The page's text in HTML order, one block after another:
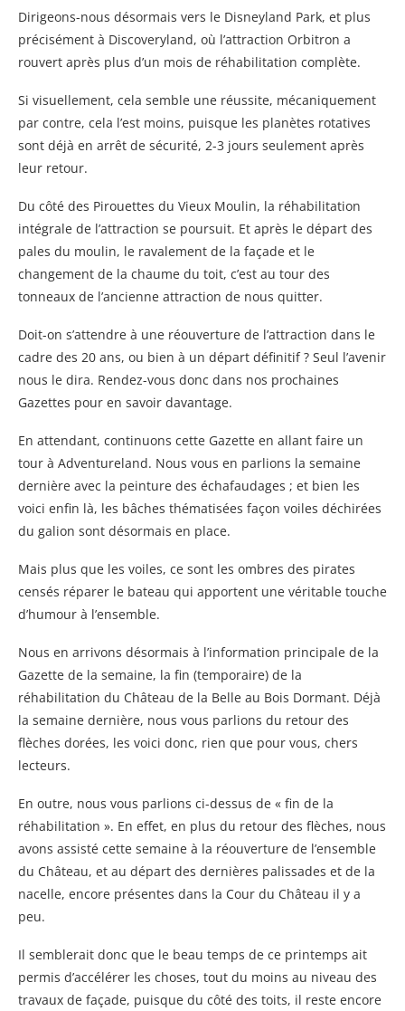
Dirigeons-nous désormais vers le Disneyland Park, et plus
précisément à Discoveryland, où l’attraction Orbitron a
rouvert après plus d’un mois de réhabilitation complète.
Si visuellement, cela semble une réussite, mécaniquement
par contre, cela l’est moins, puisque les planètes rotatives
sont déjà en arrêt de sécurité, 2-3 jours seulement après
leur retour.
Du côté des Pirouettes du Vieux Moulin, la réhabilitation
intégrale de l’attraction se poursuit. Et après le départ des
pales du moulin, le ravalement de la façade et le
changement de la chaume du toit, c’est au tour des
tonneaux de l’ancienne attraction de nous quitter.
Doit-on s’attendre à une réouverture de l’attraction dans le
cadre des 20 ans, ou bien à un départ définitif ? Seul l’avenir
nous le dira. Rendez-vous donc dans nos prochaines
Gazettes pour en savoir davantage.
En attendant, continuons cette Gazette en allant faire un
tour à Adventureland. Nous vous en parlions la semaine
dernière avec la peinture des échafaudages ; et bien les
voici enfin là, les bâches thématisées façon voiles déchirées
du galion sont désormais en place.
Mais plus que les voiles, ce sont les ombres des pirates
censés réparer le bateau qui apportent une véritable touche
d’humour à l’ensemble.
Nous en arrivons désormais à l’information principale de la
Gazette de la semaine, la fin (temporaire) de la
réhabilitation du Château de la Belle au Bois Dormant. Déjà
la semaine dernière, nous vous parlions du retour des
flèches dorées, les voici donc, rien que pour vous, chers
lecteurs.
En outre, nous vous parlions ci-dessus de « fin de la
réhabilitation ». En effet, en plus du retour des flèches, nous
avons assisté cette semaine à la réouverture de l’ensemble
du Château, et au départ des dernières palissades et de la
nacelle, encore présentes dans la Cour du Château il y a
peu.
Il semblerait donc que le beau temps de ce printemps ait
permis d’accélérer les choses, tout du moins au niveau des
travaux de façade, puisque du côté des toits, il reste encore